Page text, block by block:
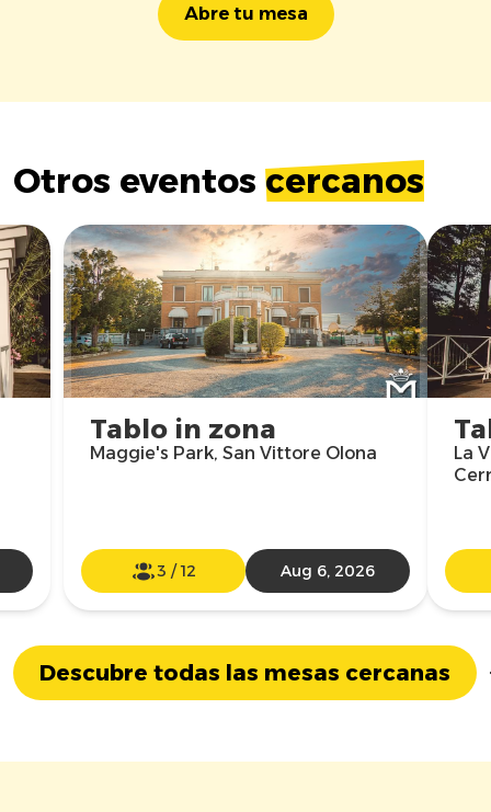
Abre tu mesa
Otros eventos cercanos
Tablo in zona
Maggie's Park, San Vittore Olona
3 /12 Aug 6, 2026
La
Descubre todas las mesas cercanas